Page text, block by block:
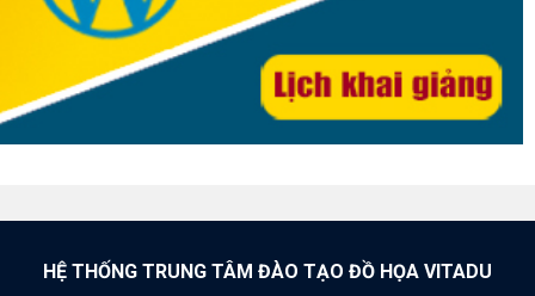
HỆ THỐNG TRUNG TÂM ĐÀO TẠO ĐỒ HỌA VITADU